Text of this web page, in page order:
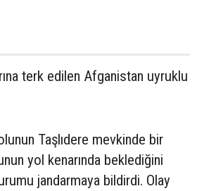
terk edilen Afganistan uyruklu
Taşlıdere mevkinde bir
yol kenarında beklediğini
jandarmaya bildirdi. Olay